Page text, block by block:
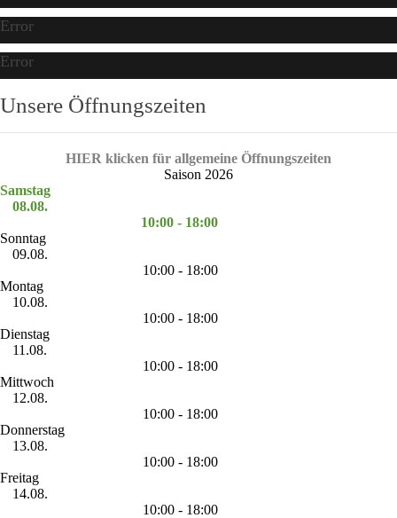
Error
Error
Unsere Öffnungszeiten
HIER klicken für allgemeine Öffnungszeiten
Saison 2026
Samstag
08.08.
10:00 - 18:00
Sonntag
09.08.
10:00 - 18:00
Montag
10.08.
10:00 - 18:00
Dienstag
11.08.
10:00 - 18:00
Mittwoch
12.08.
10:00 - 18:00
Donnerstag
13.08.
10:00 - 18:00
Freitag
14.08.
10:00 - 18:00